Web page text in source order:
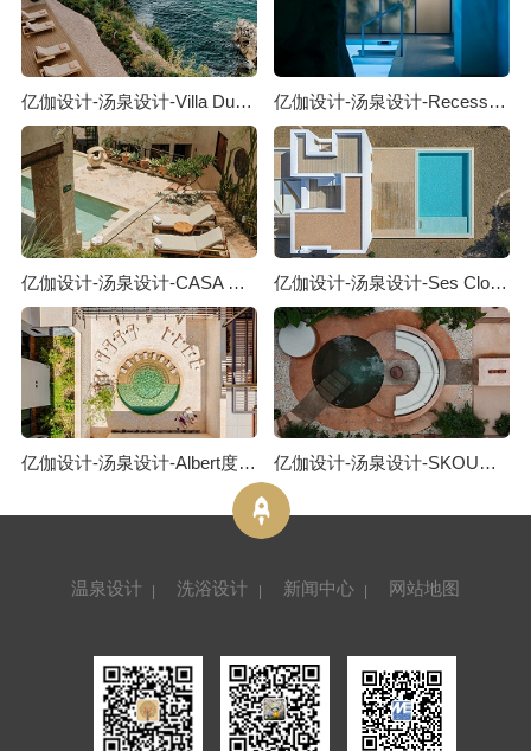
亿伽设计-汤泉设计-Villa Dubrovnik泳池酒店：将历史与当代性关系转化为空间体验 亿伽设计-汤泉设计-Recess桑拿洗浴：重构当代都市疗愈仪式
亿伽设计-汤泉设计-CASA SANTO ORIGEN 泳池酒店：一处静谧隐居之所 亿伽设计-汤泉设计-Ses Clotades泳池度假屋：关于对立关系的对话
亿伽设计-汤泉设计-Albert度假酒店：藏于老街之后的静谧酒店 亿伽设计-汤泉设计-SKOURA泳池度假屋：从摩洛哥斯库拉沙漠汲取灵感
温泉设计 洗浴设计 新闻中心 网站地图